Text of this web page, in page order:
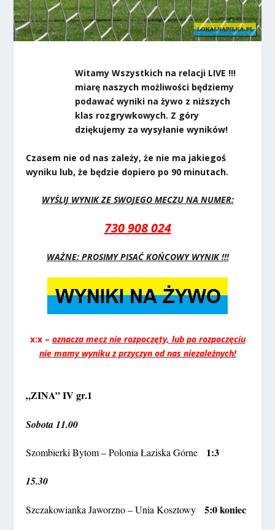
Witamy Wszystkich na relacji LIVE !!!
miarę naszych możliwości będziemy
podawać wyniki na żywo z niższych
klas rozgrywkowych. Z góry
dziękujemy za wysyłanie wyników!
Czasem nie od nas zależy, że nie ma jakiegoś
wyniku lub, że będzie dopiero po 90 minutach.
WYŚLIJ WYNIK ZE SWOJEGO MECZU NA NUMER:
730 908 024
WAŻNE: PROSIMY PISAĆ KOŃCOWY WYNIK !!!
x:x – oznacza mecz nie rozpoczęty, lub po rozpoczęciu
nie mamy wyniku z przyczyn od nas niezależnych!
„ZINA” IV gr.1
Sobota 11.00
Szombierki Bytom – Polonia Łaziska Górne 1:3
15.30
Szczakowianka Jaworzno – Unia Kosztowy5:0 koniec